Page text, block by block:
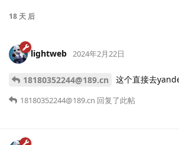
18 天 后
lightweb
2024年2月22日
18180352244@189.cn 这个直接去
18180352244@189.cn 回复了此帖